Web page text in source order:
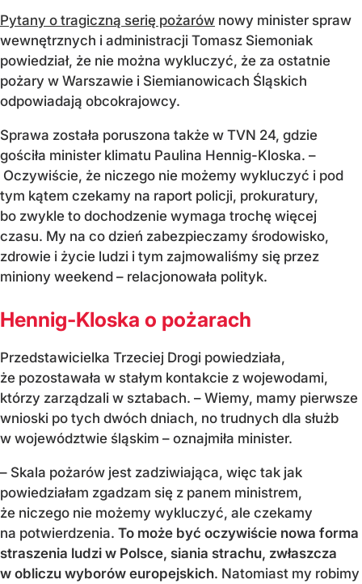
Pytany o tragiczną serię pożarów nowy minister spraw
wewnętrznych i administracji Tomasz Siemoniak
powiedział, że nie można wykluczyć, że za ostatnie
pożary w Warszawie i Siemianowicach Śląskich
odpowiadają obcokrajowcy.
Sprawa została poruszona także w TVN 24, gdzie
gościła minister klimatu Paulina Hennig-Kloska. –
Oczywiście, że niczego nie możemy wykluczyć i pod
tym kątem czekamy na raport policji, prokuratury,
bo zwykle to dochodzenie wymaga trochę więcej
czasu. My na co dzień zabezpieczamy środowisko,
zdrowie i życie ludzi i tym zajmowaliśmy się przez
miniony weekend – relacjonowała polityk.
Hennig-Kloska o pożarach
Przedstawicielka Trzeciej Drogi powiedziała,
że pozostawała w stałym kontakcie z wojewodami,
którzy zarządzali w sztabach. – Wiemy, mamy pierwsze
wnioski po tych dwóch dniach, no trudnych dla służb
w województwie śląskim – oznajmiła minister.
– Skala pożarów jest zadziwiająca, więc tak jak
powiedziałam zgadzam się z panem ministrem,
że niczego nie możemy wykluczyć, ale czekamy
na potwierdzenia. To może być oczywiście nowa forma
straszenia ludzi w Polsce, siania strachu, zwłaszcza
w obliczu wyborów europejskich. Natomiast my robimy